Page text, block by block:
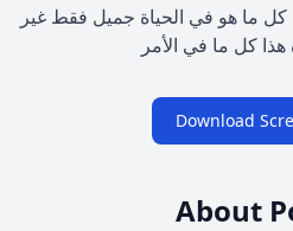
كل ما هو في الحياة جميل فقط غير
هذا كل ما في الأمر
Download
About